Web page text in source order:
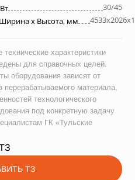
30/45
х Высота, мм
характеристики
для справочных целей.
оборудования зависят от
перерабатываемого материала,
технологического
под конкретную задачу
ГК «Тульские
ТЗ